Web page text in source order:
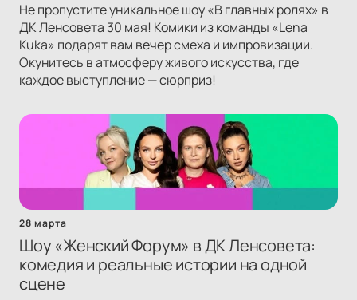
Не пропустите уникальное шоу «В главных ролях» в
ДК Ленсовета 30 мая! Комики из команды «Lena
Kuka» подарят вам вечер смеха и импровизации.
Окунитесь в атмосферу живого искусства, где
каждое выступление — сюрприз!
28 марта
Шоу «Женский Форум» в ДК Ленсовета:
комедия и реальные истории на одной
сцене